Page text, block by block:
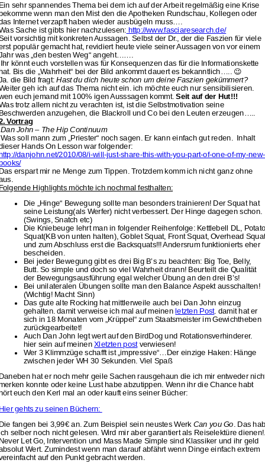
sehr spannendes Thema bei dem ich auf der Arbeit regelmäßig eine Krise
wenn man den Mist den die Apotheken Rundschau, Kollegen oder
Internet verzapft haben wieder ausbügeln muss….
Sache ist gibts hier nachzulesen: http://www.fasciaresearch.de/
vorsichtig mit konkreten Aussagen. Selbst der Dr., der die Faszien für viele
populär gemacht hat, revidiert heute viele seiner Aussagen von vor einem
was „den besten Weg“ angeht…….
könnt euch vorstellen was für Konsequenzen das für die Informationskette
Bis die „Wahrheit“ bei der Bild ankommt dauert es bekanntlich….. 😉
die Bild fragt:Hast du dich heute schon um deine Faszien gekümmert?
geh ich auf das Thema nicht ein. ich möchte euch nur sensibilisieren.
euch jemand mit 100% igen Ausssagen kommt.Seit auf der Hut!!!
trotz allem nicht zu verachten ist, ist die Selbstmotivation seine
anzugehen, die Blackroll und Co bei den Leuten erzeugen…..
Vortrag
John – The Hip Continuum
soll mann zum „Priester“ noch sagen. Er kann einfach gut reden. Inhalt
Hands On Lesson war folgender:
danjohn.net/2010/08/i-will-just-share-this-with-you-part-of-one-of-my-new-
erspart mir ne Menge zum Tippen. Trotzdem komm ich nicht ganz ohne
Highlights möchte ich nochmal festhalten:
Die „Hinge“ Bewegung sollte man besonders trainieren! Der Squat hat
seine Leistung(als Werfer) nicht verbessert. Der Hinge dagegen schon.
(Swings, Snatch etc)
Die Kniebeuge lehrt man in folgender Reihenfolge: Kettlebell DL,
Squat(KB von unten halten), Goblet Squat, Front Squat, Overhead
und zum Abschluss erst die Backsquats!!! Andersrum funktionierts eher
bescheiden.
Bei jeder Bewegung gibt es drei Big B’s zu beachten: Big Toe, Belly,
Butt. So simple und doch so viel Wahrheit drann! Beurteilt die Qualität
der Bewegungsausführung egal welcher Übung an den drei B’s!
Bei unilateralen Übungen sollte man den Balance Aspekt ausschalten!
(Wichtig! Macht Sinn)
Das gute alte Rocking hat mittlerweile auch bei Dan John einzug
gehalten. damit verweise ich mal auf meinen letzten Post. damit hat er
sich in 18 Monaten vom „Krüppel“ zum Staatsmeister im Gewichtheben
zurückgearbeitet!
Auch Dan John legt wert auf den BirdDog und Rotationsverhinderer.
hier sein auf meinenXletzten postverwiesen!
Wer 3 Klimmzüge schafft ist „impressive“…Der einzige Haken: Hänge
zwischen jeder WH 30 Sekunden. Viel Spaß
hat er noch mehr geile Sachen rausgehaun die ich mir entweder
konnte oder keine Lust habe abzutippen. Wenn ihr die Chance habt
euch den Kerl mal an oder kauft eins seiner Bücher:
gehts zu seinen Büchern:
fangen bei 3,99€ an. Zum Beispiel sein neustes Werk Can you Go. Das
selber noch nicht gelesen. Wird mir aber garantiert als Reiselektüre
Let Go, Intervention und Mass Made Simple sind Klassiker und ihr geld
Wert. Zumindest wenn man darauf abfährt wenn Dinge einfach extrem
auf den Punkt gebracht werden.